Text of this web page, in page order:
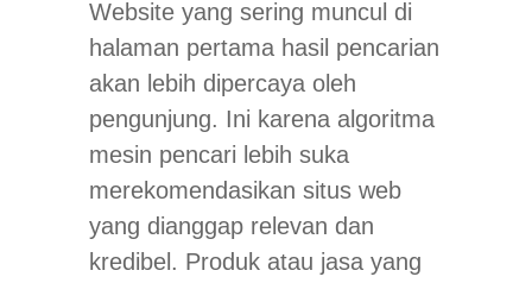
Website yang sering muncul di
halaman pertama hasil pencarian
akan lebih dipercaya oleh
pengunjung. Ini karena algoritma
mesin pencari lebih suka
merekomendasikan situs web
yang dianggap relevan dan
kredibel. Produk atau jasa yang